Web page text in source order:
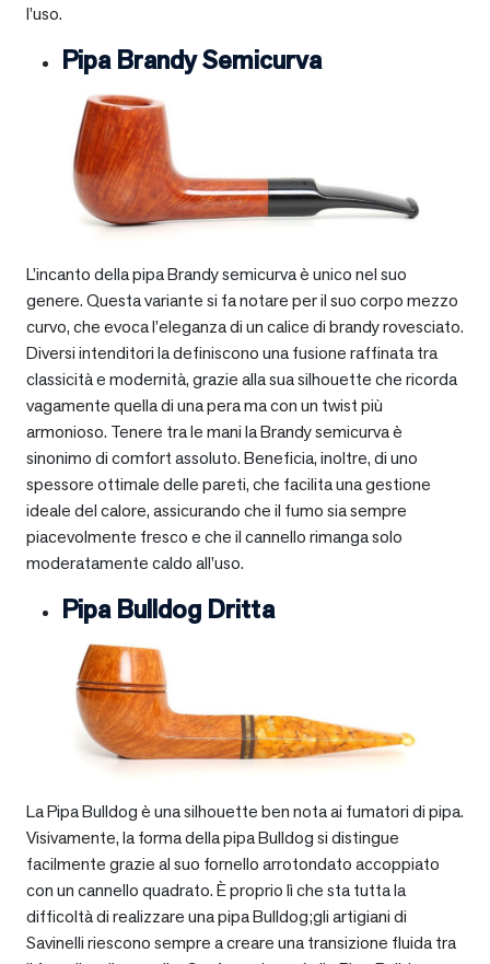
l’uso.
Pipa Brandy Semicurva
L’incanto della pipa Brandy semicurva è unico nel suo
genere. Questa variante si fa notare per il suo corpo mezzo
curvo, che evoca l’eleganza di un calice di brandy rovesciato.
Diversi intenditori la definiscono una fusione raffinata tra
classicità e modernità, grazie alla sua silhouette che ricorda
vagamente quella di una pera ma con un twist più
armonioso. Tenere tra le mani la Brandy semicurva è
sinonimo di comfort assoluto. Beneficia, inoltre, di uno
spessore ottimale delle pareti, che facilita una gestione
ideale del calore, assicurando che il fumo sia sempre
piacevolmente fresco e che il cannello rimanga solo
moderatamente caldo all’uso.
Pipa Bulldog Dritta
La Pipa Bulldog è una silhouette ben nota ai fumatori di pipa.
Visivamente, la forma della pipa Bulldog si distingue
facilmente grazie al suo fornello arrotondato accoppiato
con un cannello quadrato. È proprio lì che sta tutta la
difficoltà di realizzare una pipa Bulldog;gli artigiani di
Savinelli riescono sempre a creare una transizione fluida tra